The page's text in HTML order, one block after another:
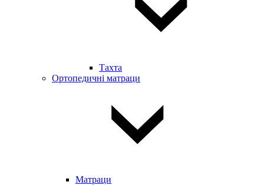
Тахта
Ортопедичні матраци
Матраци